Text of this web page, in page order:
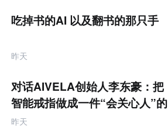
题
吃掉书的AI 以及翻书的那只手
昨天
对话AIVELA创始人李东豪：把
智能戒指做成一件“会关心人”的
饰品
昨天